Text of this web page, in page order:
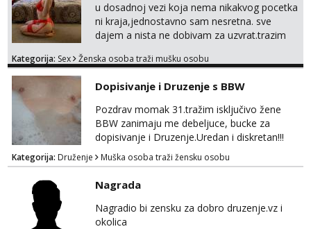
u dosadnoj vezi koja nema nikakvog pocetka
ni kraja,jednostavno sam nesretna. sve
dajem a nista ne dobivam za uzvrat.trazim
trazim puno samo malo njeznosti i
poljupce po tijelu koji me jako
pale,obozavam kad muskarac preuzme
kontrolu . javi se :) Klikni na link ispod i nadji
me tamo, cekam te!
Kategorija: Sex Ženska osoba traži mušku osobu
Dopisivanje i Druzenje s BBW
Pozdrav momak 31.tražim isključivo žene
BBW zanimaju me debeljuce, bucke za
dopisivanje i Druzenje.Uredan i diskretan!!!
Kategorija: Druženje Muška osoba traži žensku osobu
Nagrada
Nagradio bi zensku za dobro druzenje.vz i
okolica